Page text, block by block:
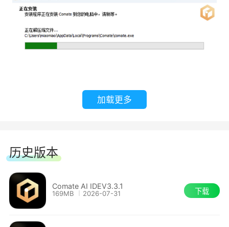
通过自然语言和代码库“对话”
分析整个代码库梳理业务逻辑
关联企业知识库进行代码生成
1、智能体
文心快码内置强大的编程智能体，能够理解复
杂的编程任务，并与开发者协同完成。
加载更多
历史版本
Comate AI IDEV3.3.1
169MB 2026-07-31 下载